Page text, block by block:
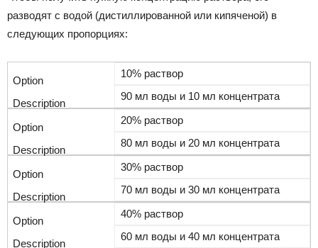
разводят с водой (дистиллированной или кипяченой) в
следующих пропорциях:
10% раствор
90 мл воды и 10 мл концентрата
20% раствор
80 мл воды и 20 мл концентрата
30% раствор
70 мл воды и 30 мл концентрата
40% раствор
60 мл воды и 40 мл концентрата